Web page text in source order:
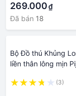
269.000₫
Đã bán 18
Bộ Đồ thú Khủng
liền thân lông mịn
Em kiểu dáng Động
(3)